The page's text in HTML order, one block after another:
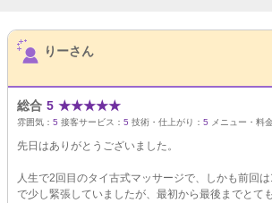
サロンPick Up
りーさん
総合 5 ★★★★★
雰囲気： 5 接客サービス： 5 技術・仕上がり： 5 メニュー・料
先日はありがとうございました。
人生で2回目のタイ古式マッサージで、しかも前回
で少し緊張していましたが、最初から最後までとて